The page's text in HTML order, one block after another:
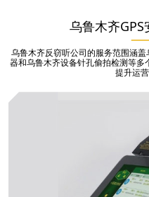
乌鲁木齐
乌鲁木齐反窃听公司的服务范围涵
器和乌鲁木齐设备针孔偷拍检测等多
提升运